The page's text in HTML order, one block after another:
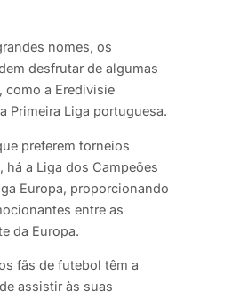
nomes, os
desfrutar de algumas
como a Eredivisie
Primeira Liga portuguesa.
preferem torneios
há a Liga dos Campeões
Europa, proporcionando
entre as
da Europa.
fãs de futebol têm a
assistir às suas